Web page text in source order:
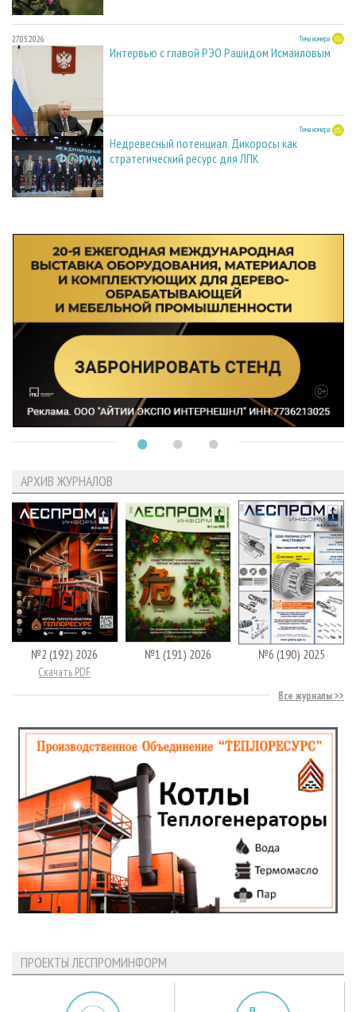
27.05.2026 Тема номера
Интервью с главой РЭО Рашидом Исмаиловым
27.05.2026 Тема номера
Недревесный потенциал. Дикоросы как
стратегический ресурс для ЛПК
АРХИВ ЖУРНАЛОВ
№2 (192) 2026
Скачать PDF
№1 (191) 2026 №6 (190) 2025
Все журналы
ПРОЕКТЫ ЛЕСПРОМИНФОРМ